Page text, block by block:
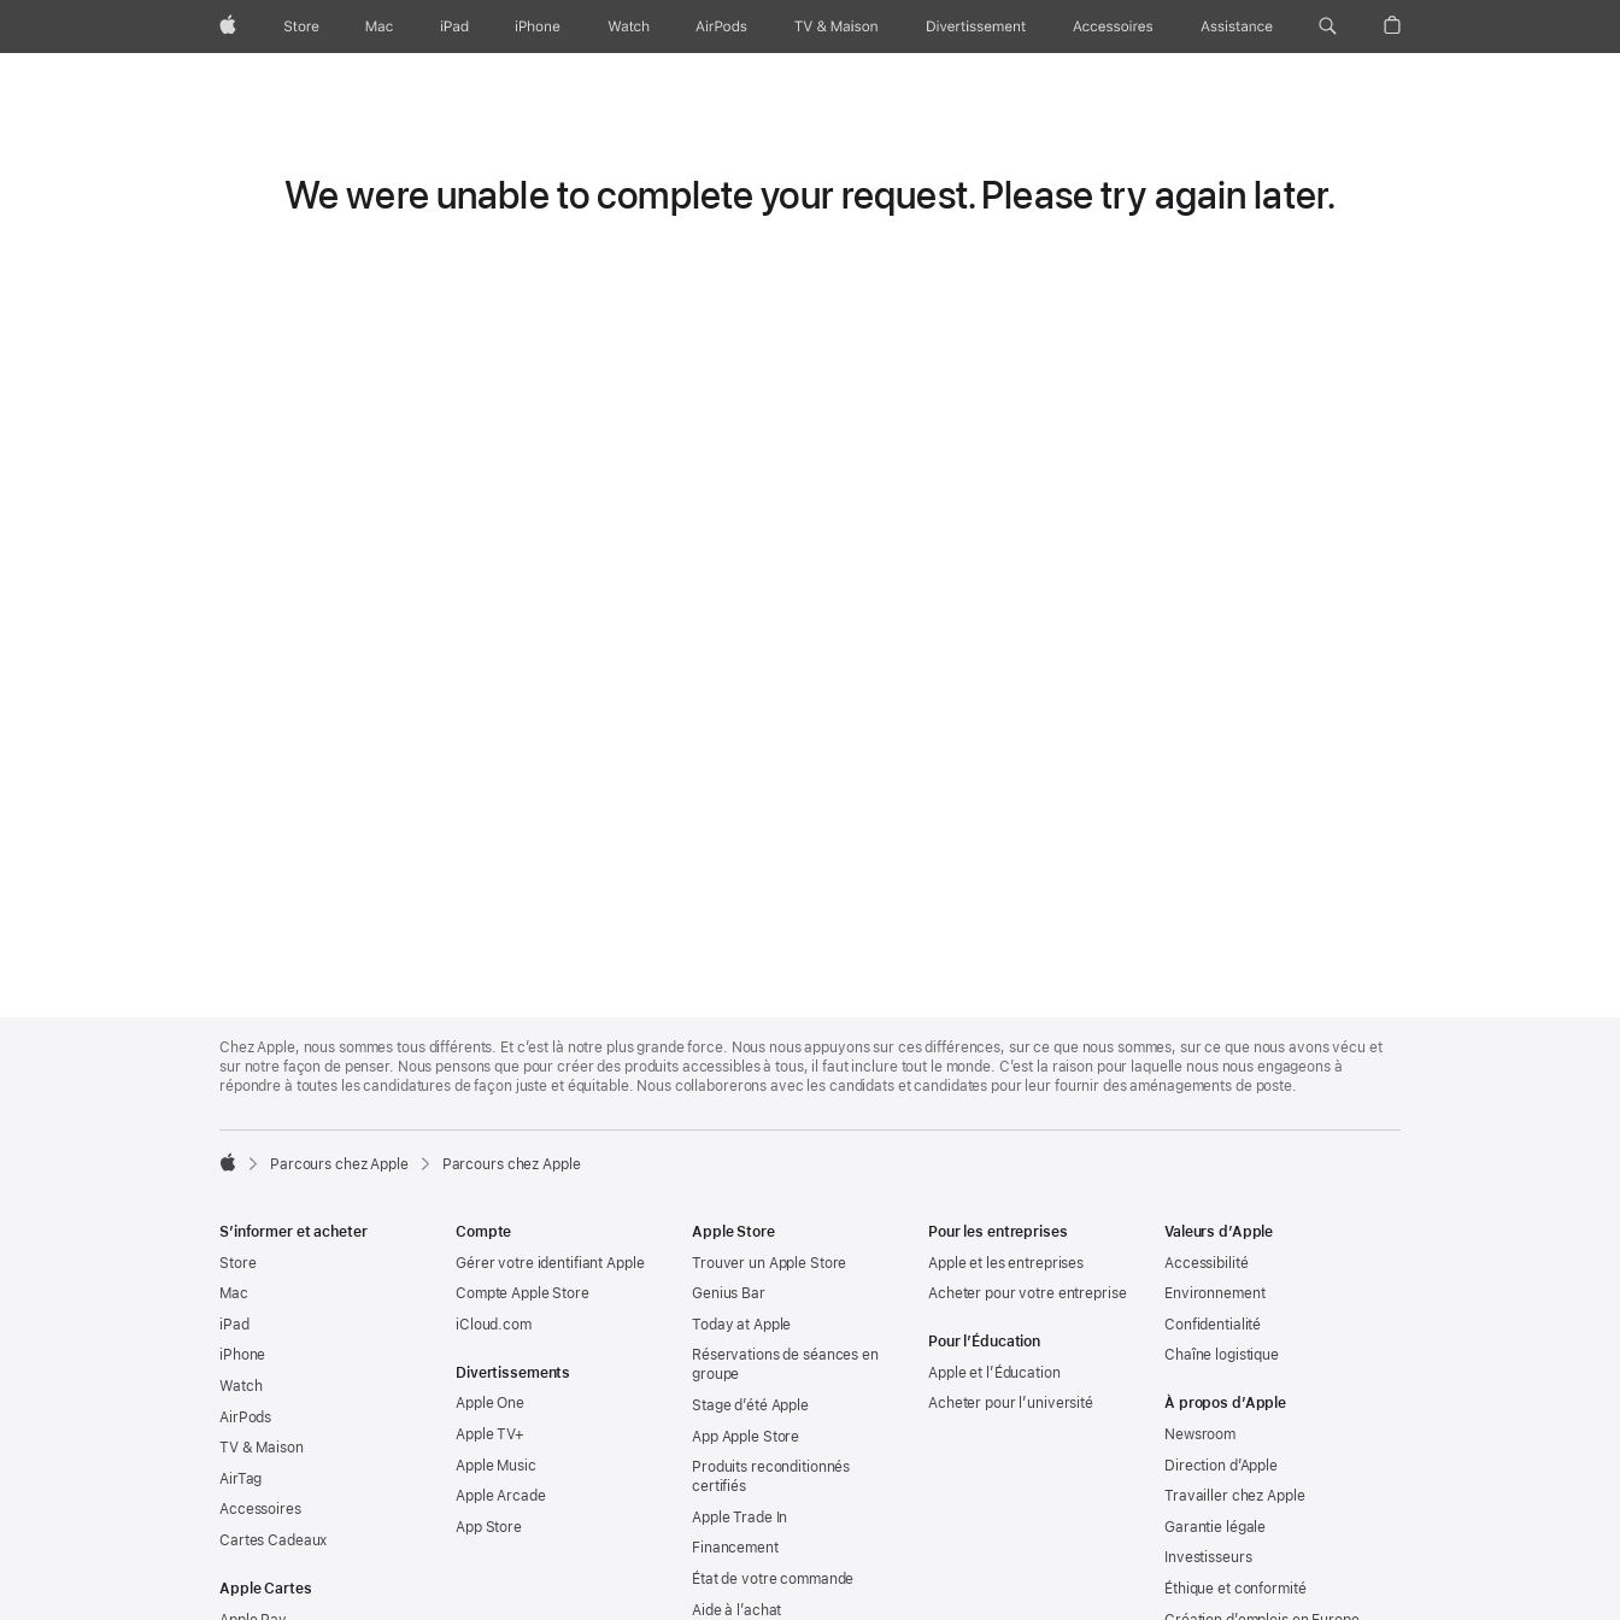
AppleStore Mac iPad iPhone Watch AirPods TV & Maison Divertissements Accessoires Assistance
We were unable to complete your request. Please try again later.
Footer
Chez Apple, nous sommes tous différents. Et c’est là notre plus grande force. Nous nous appuyons sur ces différences, sur ce que nous sommes, sur ce que nous avons vécu et
sur notre façon de penser. Nous pensons que pour créer des produits accessibles à tous, il faut inclure tout le monde. C’est la raison pour laquelle nous nous engageons à
répondre à toutes les candidatures de façon juste et équitable. Nous collaborerons avec les candidats et candidates pour leur fournir des aménagements de poste.

Parcours chez Apple Parcours chez Apple
S’informer et acheter
Store
Mac
iPad
iPhone
Watch
AirPods
TV & Maison
AirTag
Accessoires
Cartes Cadeaux
Apple Cartes
Compte
Gérer votre identifiant Apple
Compte Apple Store
iCloud.com
Divertissements
Apple One
Apple TV+
Apple Music
Apple Arcade
App Store
Apple Store
Trouver un Apple Store
Genius Bar
Today at Apple
Réservations de séances en
groupe
Stage d’été Apple
App Apple Store
Produits reconditionnés
certifiés
Apple Trade In
Financement
État de votre commande
Aide à l’achat
Pour les entreprises
Apple et les entreprises
Acheter pour votre entreprise
Pour l’Éducation
Apple et l’Éducation
Acheter pour l’université
Valeurs d’Apple
Accessibilité
Environnement
Confidentialité
Chaîne logistique
À propos d’Apple
Newsroom
Direction d’Apple
Travailler chez Apple
Garantie légale
Investisseurs
Éthique et conformité